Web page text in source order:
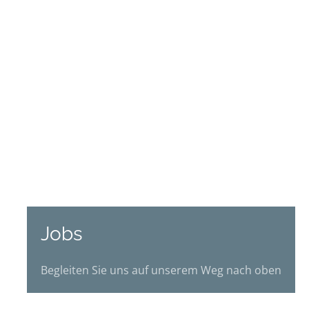
Jobs
Begleiten Sie uns auf unserem Weg nach oben